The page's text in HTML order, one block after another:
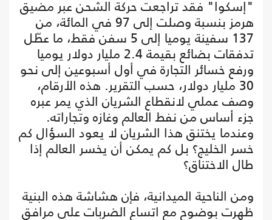
"إسكوا" فقد تراجعت حركة الشحن عبر مضيق
هرمز بنسبة وصلت إلى 97 في المائة، من
137 سفينة يوميا إلى 5 سفن فقط، ما عطّل
تدفقات بضائع بقيمة 2.4 مليار دولار يوميا
ورفع خسائر التجارة في أول أسبوعين إلى نحو
30 مليار دولار، حسب التقرير. هذه الأرقام،
وصف عملي لانقطاع الشريان الذي يمر عبره
جزء أساس من نفط العالم وغازه وتجاراته.
وعندما يختنق هذا الشريان لا يعود السؤال كم
خسر الخليج؟ بل كم يمكن أن يخسر العالم إذا
طال الاختناق؟
ومن الناحية الميدانية، فإن هشاشة هذه البنية
ظهرت بوضوح مع اتساع الضربات على مرافق